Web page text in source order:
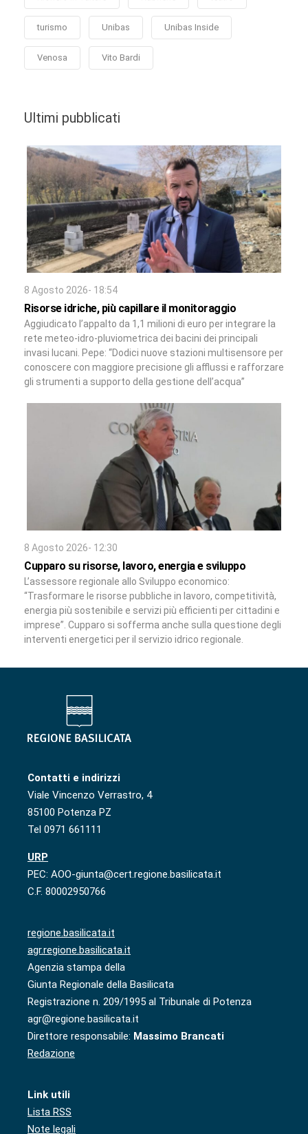
turismo Unibas Unibas Inside
Venosa Vito Bardi
Ultimi pubblicati
8 Agosto 2026- 18:54
Risorse idriche, più capillare il monitoraggio
Aggiudicato l’appalto da 1,1 milioni di euro per integrare la
rete meteo-idro-pluviometrica dei bacini dei principali
invasi lucani. Pepe: “Dodici nuove stazioni multisensore per
conoscere con maggiore precisione gli afflussi e rafforzare
gli strumenti a supporto della gestione dell’acqua”
8 Agosto 2026- 12:30
Cupparo su risorse, lavoro, energia e sviluppo
L’assessore regionale allo Sviluppo economico:
“Trasformare le risorse pubbliche in lavoro, competitività,
energia più sostenibile e servizi più efficienti per cittadini e
imprese”. Cupparo si sofferma anche sulla questione degli
interventi energetici per il servizio idrico regionale.
Contatti e indirizzi
Viale Vincenzo Verrastro, 4
85100 Potenza PZ
Tel 0971 661111
URP
PEC: AOO-giunta@cert.regione.basilicata.it
C.F. 80002950766
regione.basilicata.it
agr.regione.basilicata.it
Agenzia stampa della
Giunta Regionale della Basilicata
Registrazione n. 209/1995 al Tribunale di Potenza
agr@regione.basilicata.it
Direttore responsabile: Massimo Brancati
Redazione
Link utili
Lista RSS
Note legali